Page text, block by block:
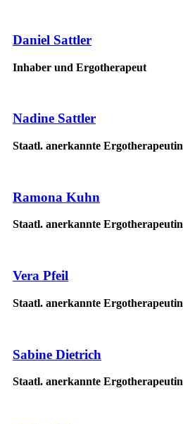
Daniel Sattler
Inhaber und Ergotherapeut
Nadine Sattler
Staatl. anerkannte Ergotherapeutin
Ramona Kuhn
Staatl. anerkannte Ergotherapeutin
Vera Pfeil
Staatl. anerkannte Ergotherapeutin
Sabine Dietrich
Staatl. anerkannte Ergotherapeutin